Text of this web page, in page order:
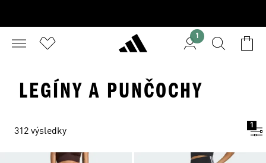
1
LEGÍNY A PUNČOCHY
312 výsledky
1